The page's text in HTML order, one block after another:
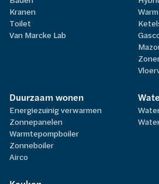
Kranen
Toilet
Van Marcke Lab
Duurzaam wonen
Energiezuinig verwarmen
Zonnepanelen
Warmtepompboiler
Zonneboiler
Airco